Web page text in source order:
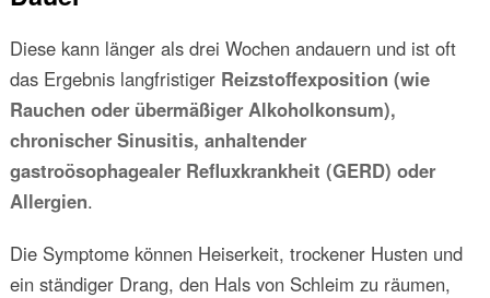
Diese kann länger als drei Wochen andauern und ist oft
das Ergebnis langfristiger Reizstoffexposition (wie
Rauchen oder übermäßiger Alkoholkonsum),
chronischer Sinusitis, anhaltender
gastroösophagealer Refluxkrankheit (GERD) oder
Allergien.
Die Symptome können Heiserkeit, trockener Husten und
ein ständiger Drang, den Hals von Schleim zu räumen,